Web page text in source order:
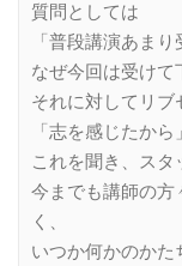
質問としては
「普段講演あま
なぜ今回は受けて
それに対してリブ
「志を感じたか
これを聞き、スタ
今までも講師の方
く、
いつか何かのかた